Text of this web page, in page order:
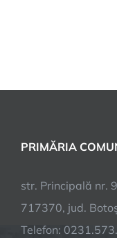
PRIMĂRIA
str. Principală nr.
717370, jud.
Telefon: